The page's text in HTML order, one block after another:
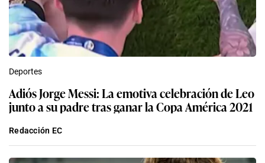
Deportes
Adiós Jorge Messi: La emotiva celebración de Leo
junto a su padre tras ganar la Copa América 2021
Redacción EC